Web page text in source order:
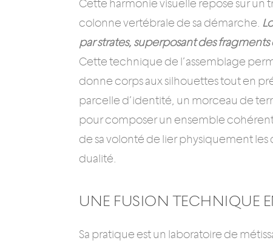
Cette harmonie visuelle repose sur un
colonne vertébrale de sa démarche.
par strates, superposant des
Cette technique de l’assemblage
donne corps aux silhouettes tout en
parcelle d’identité, un morceau de
pour composer un ensemble
de sa volonté de lier physiquement
dualité.
UNE FUSION TECHNIQUE
Sa pratique est un laboratoire de